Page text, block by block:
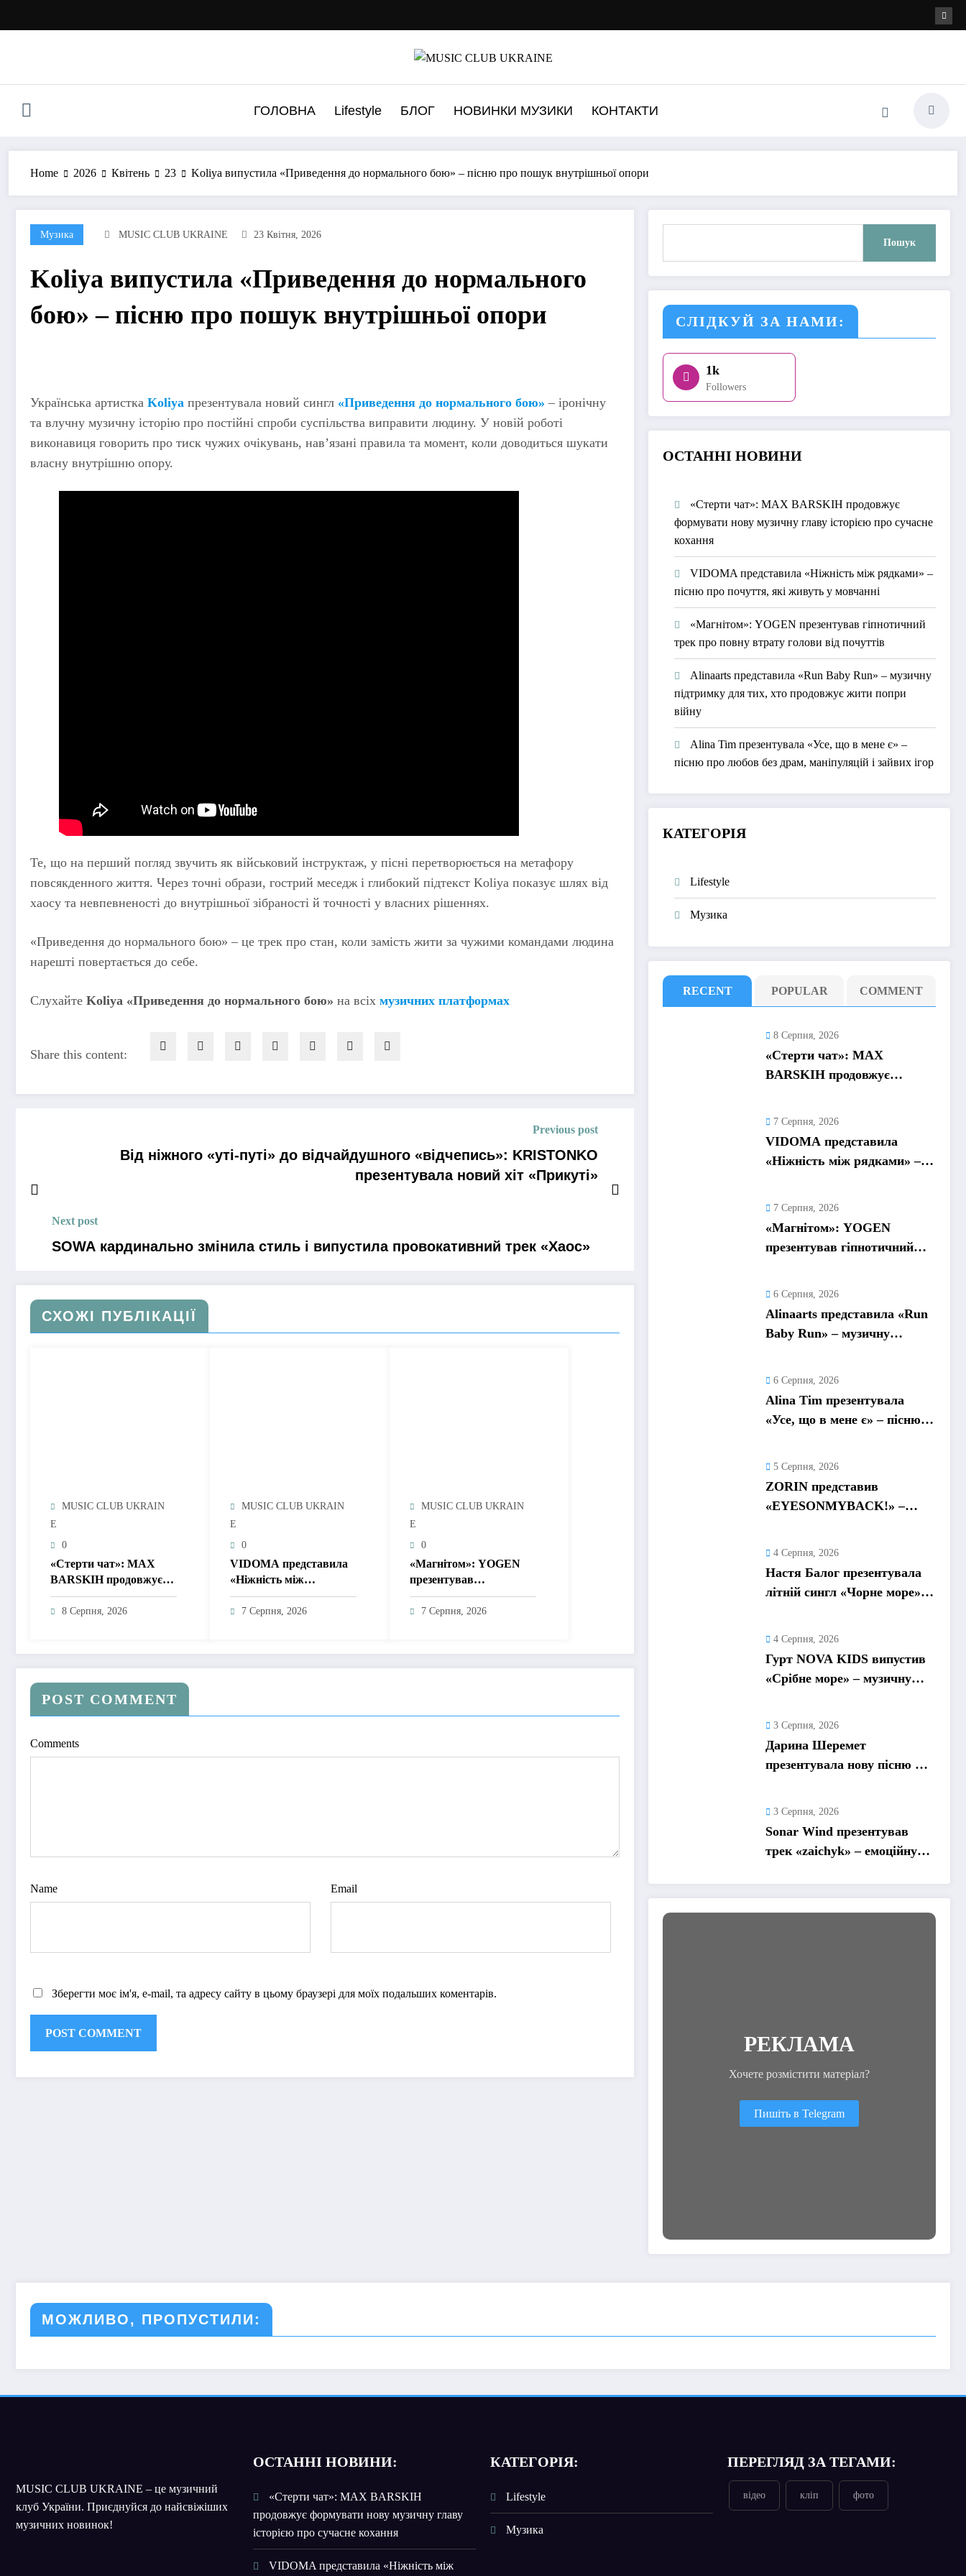
ГОЛОВНА Lifestyle БЛОГ НОВИНКИ МУЗИКИ КОНТАКТИ
Home 2026 Квітень 23 Koliya випустила «Приведення до нормального бою» – пісню про пошук внутрішньої опори
Музика MUSIC CLUB UKRAINE 23 Квітня, 2026
Koliya випустила «Приведення до нормального
бою» – пісню про пошук внутрішньої опори
Українська артистка Koliya презентувала новий сингл «Приведення до нормального бою» – іронічну
та влучну музичну історію про постійні спроби суспільства виправити людину. У новій роботі
виконавиця говорить про тиск чужих очікувань, нав’язані правила та момент, коли доводиться шукати
власну внутрішню опору.
Те, що на перший погляд звучить як військовий інструктаж, у пісні перетворюється на метафору
повсякденного життя. Через точні образи, гострий меседж і глибокий підтекст Koliya показує шлях від
хаосу та невпевненості до внутрішньої зібраності й точності у власних рішеннях.
«Приведення до нормального бою» – це трек про стан, коли замість жити за чужими командами людина
нарешті повертається до себе.
Слухайте Koliya «Приведення до нормального бою» на всіх музичних платформах
Share this content:
Previous post
Від ніжного «уті-путі» до відчайдушного «відчепись»: KRISTONKO
презентувала новий хіт «Прикуті»
Next post
SOWA кардинально змінила стиль і випустила провокативний трек «Хаос»
СХОЖІ ПУБЛІКАЦІЇ
MUSIC CLUB UKRAIN
E
0
«Стерти чат»: MAX
BARSKIH продовжує
формувати нову
музичну главу історією
8 Серпня, 2026
MUSIC CLUB UKRAIN
E
0
VIDOMA представила
«Ніжність між
рядками» – пісню про
почуття, які живуть у
7 Серпня, 2026
MUSIC CLUB UKRAIN
E
0
«Магнітом»: YOGEN
презентував
гіпнотичний трек про
повну втрату голови від
7 Серпня, 2026
POST COMMENT
Comments
Name Email
Зберегти моє ім'я, e-mail, та адресу сайту в цьому браузері для моїх подальших коментарів.
Пошук
СЛІДКУЙ ЗА НАМИ:
1k
Followers
ОСТАННІ НОВИНИ
«Стерти чат»: MAX BARSKIH продовжує
формувати нову музичну главу історією про сучасне
кохання
VIDOMA представила «Ніжність між рядками» –
пісню про почуття, які живуть у мовчанні
«Магнітом»: YOGEN презентував гіпнотичний
трек про повну втрату голови від почуттів
Alinaarts представила «Run Baby Run» – музичну
підтримку для тих, хто продовжує жити попри
війну
Alina Tim презентувала «Усе, що в мене є» –
пісню про любов без драм, маніпуляцій і зайвих ігор
КАТЕГОРІЯ
Lifestyle
Музика
RECENT POPULAR COMMENT
8 Серпня, 2026
«Стерти чат»: MAX
BARSKIH продовжує
7 Серпня, 2026
VIDOMA представила
«Ніжність між рядками» –
7 Серпня, 2026
«Магнітом»: YOGEN
презентував гіпнотичний
6 Серпня, 2026
Alinaarts представила «Run
Baby Run» – музичну
6 Серпня, 2026
Alina Tim презентувала
«Усе, що в мене є» – пісню
5 Серпня, 2026
ZORIN представив
«EYESONMYBACK!» –
4 Серпня, 2026
Настя Балог презентувала
літній сингл «Чорне море»
4 Серпня, 2026
Гурт NOVA KIDS випустив
«Срібне море» – музичну
3 Серпня, 2026
Дарина Шеремет
презентувала нову пісню «А
3 Серпня, 2026
Sonar Wind презентував
трек «zaichyk» – емоційну
РЕКЛАМА
Хочете розмістити матеріал?
Пишіть в Telegram
МОЖЛИВО, ПРОПУСТИЛИ:
MUSIC CLUB UKRAINE – це музичний
клуб України. Приєднуйся до найсвіжіших
музичних новинок!
ОСТАННІ НОВИНИ:
«Стерти чат»: MAX BARSKIH
продовжує формувати нову музичну главу
історією про сучасне кохання
VIDOMA представила «Ніжність між
КАТЕГОРІЯ:
Lifestyle
Музика
ПЕРЕГЛЯД ЗА ТЕГАМИ:
відео кліп фото